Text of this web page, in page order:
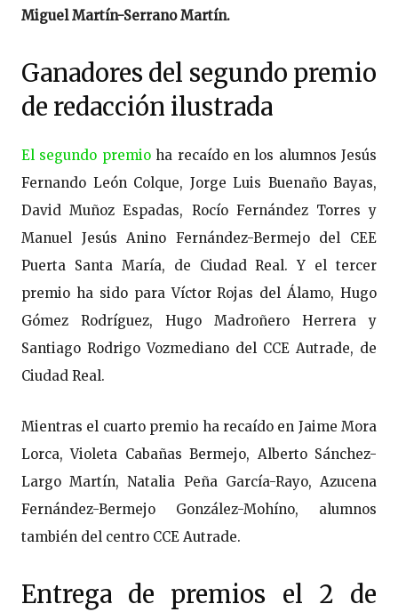
Miguel Martín-Serrano Martín.
Ganadores del segundo premio
de redacción ilustrada
El segundo premioha recaído en los alumnos Jesús
Fernando León Colque, Jorge Luis Buenaño Bayas,
David Muñoz Espadas, Rocío Fernández Torres y
Manuel Jesús Anino Fernández-Bermejo del CEE
Puerta Santa María, de Ciudad Real. Y el tercer
premio ha sido para Víctor Rojas del Álamo, Hugo
Gómez Rodríguez, Hugo Madroñero Herrera y
Santiago Rodrigo Vozmediano del CCE Autrade, de
Ciudad Real.
Mientras el cuarto premio ha recaído en Jaime Mora
Lorca, Violeta Cabañas Bermejo, Alberto Sánchez-
Largo Martín, Natalia Peña García-Rayo, Azucena
Fernández-Bermejo González-Mohíno, alumnos
también del centro CCE Autrade.
Entrega de premios el 2 de